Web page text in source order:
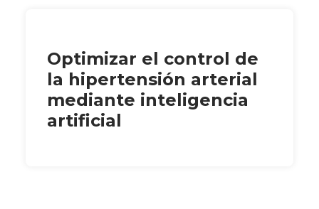
Optimizar el control de
la hipertensión arterial
mediante inteligencia
artificial